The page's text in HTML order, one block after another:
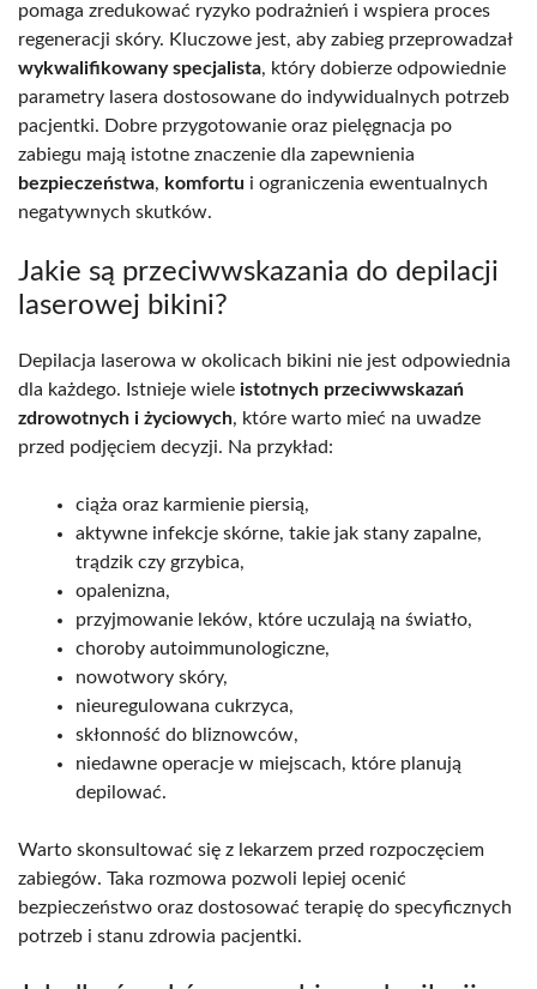
pomaga zredukować ryzyko podrażnień i wspiera proces
regeneracji skóry. Kluczowe jest, aby zabieg przeprowadzał
wykwalifikowany specjalista, który dobierze odpowiednie
parametry lasera dostosowane do indywidualnych potrzeb
pacjentki. Dobre przygotowanie oraz pielęgnacja po
zabiegu mają istotne znaczenie dla zapewnienia
bezpieczeństwa, komfortu i ograniczenia ewentualnych
negatywnych skutków.
Jakie są przeciwwskazania do depilacji
laserowej bikini?
Depilacja laserowa w okolicach bikini nie jest odpowiednia
dla każdego. Istnieje wiele istotnych przeciwwskazań
zdrowotnych i życiowych, które warto mieć na uwadze
przed podjęciem decyzji. Na przykład:
ciąża oraz karmienie piersią,
aktywne infekcje skórne, takie jak stany zapalne,
trądzik czy grzybica,
opalenizna,
przyjmowanie leków, które uczulają na światło,
choroby autoimmunologiczne,
nowotwory skóry,
nieuregulowana cukrzyca,
skłonność do bliznowców,
niedawne operacje w miejscach, które planują
depilować.
Warto skonsultować się z lekarzem przed rozpoczęciem
zabiegów. Taka rozmowa pozwoli lepiej ocenić
bezpieczeństwo oraz dostosować terapię do specyficznych
potrzeb i stanu zdrowia pacjentki.